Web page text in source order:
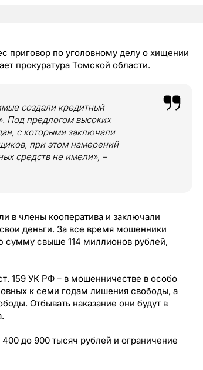
приговор по уголовному делу о хищении
прокуратура Томской области.
создали кредитный
Под предлогом высоких
с которыми заключали
при этом намерений
средств не имели», –
в члены кооператива и заключали
деньги. За все время мошенники
свыше 114 миллионов рублей,
159 УК РФ – в мошенничестве в особо
к семи годам лишения свободы, а
Отбывать наказание они будут в
до 900 тысяч рублей и ограничение